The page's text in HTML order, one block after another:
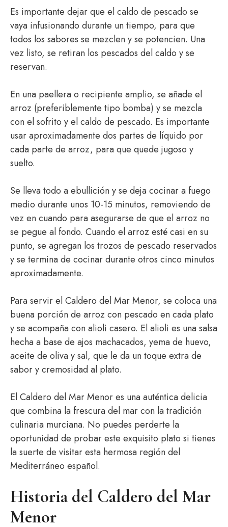
Es importante dejar que el caldo de pescado se
vaya infusionando durante un tiempo, para que
todos los sabores se mezclen y se potencien. Una
vez listo, se retiran los pescados del caldo y se
reservan.
En una paellera o recipiente amplio, se añade el
arroz (preferiblemente tipo bomba) y se mezcla
con el sofrito y el caldo de pescado. Es importante
usar aproximadamente dos partes de líquido por
cada parte de arroz, para que quede jugoso y
suelto.
Se lleva todo a ebullición y se deja cocinar a fuego
medio durante unos 10-15 minutos, removiendo de
vez en cuando para asegurarse de que el arroz no
se pegue al fondo. Cuando el arroz esté casi en su
punto, se agregan los trozos de pescado reservados
y se termina de cocinar durante otros cinco minutos
aproximadamente.
Para servir el Caldero del Mar Menor, se coloca una
buena porción de arroz con pescado en cada plato
y se acompaña con alioli casero. El alioli es una salsa
hecha a base de ajos machacados, yema de huevo,
aceite de oliva y sal, que le da un toque extra de
sabor y cremosidad al plato.
El Caldero del Mar Menor es una auténtica delicia
que combina la frescura del mar con la tradición
culinaria murciana. No puedes perderte la
oportunidad de probar este exquisito plato si tienes
la suerte de visitar esta hermosa región del
Mediterráneo español.
Historia del Caldero del Mar
Menor